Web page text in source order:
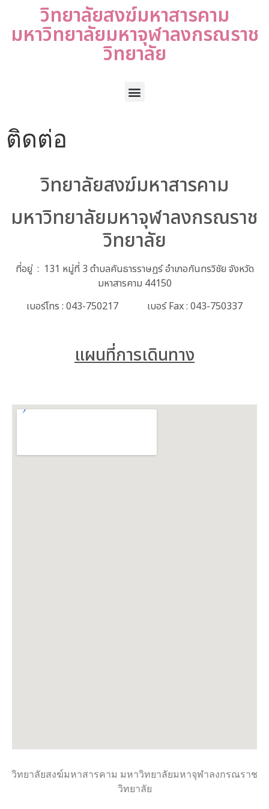
วิทยาลัยสงฆ์มหาสารคาม
มหาวิทยาลัยมหาจุฬาลงกรณราช
วิทยาลัย
ติดต่อ
วิทยาลัยสงฆ์มหาสารคาม
มหาวิทยาลัยมหาจุฬาลงกรณราช
วิทยาลัย
ที่อยู่ : 131 หมู่ที่ 3 ตำบลคันธารราษฏร์ อำเภอกันทรวิชัย จังหวัด
มหาสารคาม 44150
เบอร์โทร : 043-750217 เบอร์ Fax : 043-750337
แผนที่การเดินทาง
วิทยาลัยสงฆ์มหาสารคาม มหาวิทยาลัยมหาจุฬาลงกรณราช
วิทยาลัย